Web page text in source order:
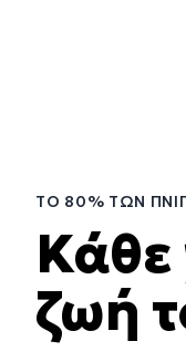
ΤΟ 80% ΤΩΝ
Κάθε
ζωή